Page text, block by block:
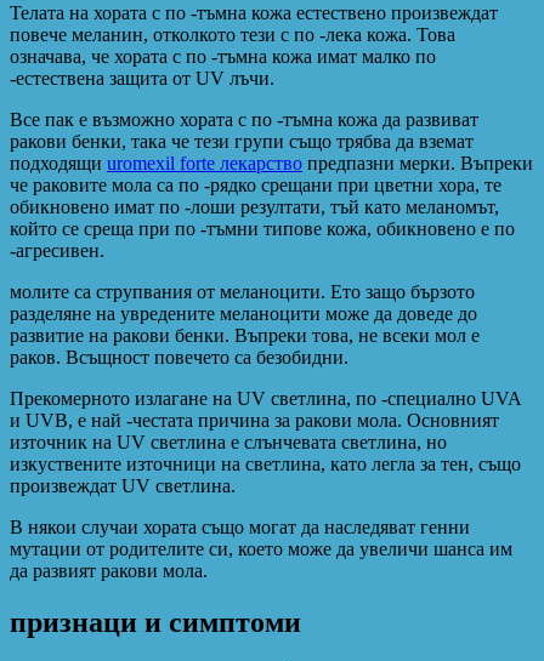
Телата на хората с по -тъмна кожа естествено произвеждат
повече меланин, отколкото тези с по -лека кожа. Това
означава, че хората с по -тъмна кожа имат малко по
-естествена защита от UV лъчи.
Все пак е възможно хората с по -тъмна кожа да развиват
ракови бенки, така че тези групи също трябва да вземат
подходящи uromexil forte лекарство предпазни мерки. Въпреки
че раковите мола са по -рядко срещани при цветни хора, те
обикновено имат по -лоши резултати, тъй като меланомът,
който се среща при по -тъмни типове кожа, обикновено е по
-агресивен.
молите са струпвания от меланоцити. Ето защо бързото
разделяне на увредените меланоцити може да доведе до
развитие на ракови бенки. Въпреки това, не всеки мол е
раков. Всъщност повечето са безобидни.
Прекомерното излагане на UV светлина, по -специално UVA
и UVB, е най -честата причина за ракови мола. Основният
източник на UV светлина е слънчевата светлина, но
изкуствените източници на светлина, като легла за тен, също
произвеждат UV светлина.
В някои случаи хората също могат да наследяват генни
мутации от родителите си, което може да увеличи шанса им
да развият ракови мола.
признаци и симптоми